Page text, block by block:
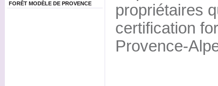
FORÊT MODÈLE DE PROVENCE
propriétaires
certification
Provence-